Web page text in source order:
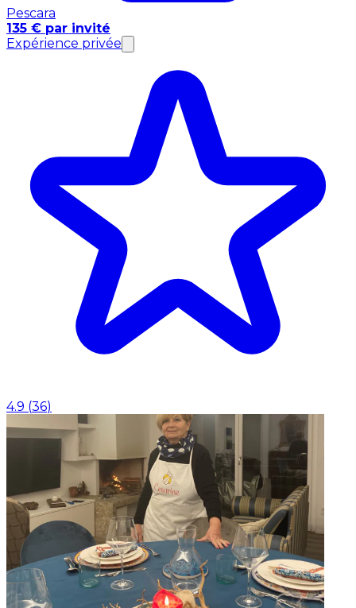
Pescara
135 € par invité
Expérience privée
4.9 (36)